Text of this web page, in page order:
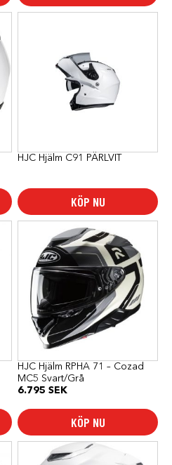
HJC Hjälm C91 PÄRLVIT
KÖP NU
HJC Hjälm RPHA 71 – Cozad
MC5 Svart/Grå
6.795 SEK
KÖP NU
produkten
flera
varianter.
De
olika
alternativen
kan
väljas
produktsidan